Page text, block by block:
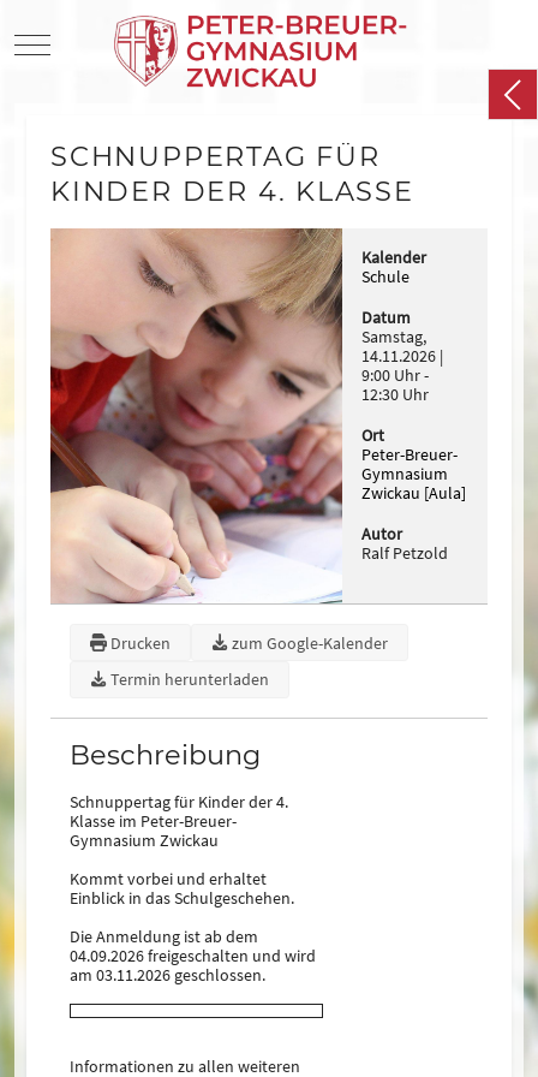
Mobile Menu Toggle
SCHNUPPERTAG FÜR
KINDER DER 4. KLASSE
Kalender
Schule
Datum
Samstag,
14.11.2026
9:00 Uhr-
12:30 Uhr
Ort
Peter-Breuer-
Gymnasium
Zwickau [Aula]
Autor
Ralf Petzold
Drucken
zum Google-Kalender
Termin herunterladen
Beschreibung
Schnuppertag für Kinder der 4.
Klasse im Peter-Breuer-
Gymnasium Zwickau
Kommt vorbei und erhaltet
Einblick in das Schulgeschehen.
Die Anmeldung ist ab dem
04.09.2026 freigeschalten und wird
am 03.11.2026 geschlossen.
Informationen zu allen weiteren